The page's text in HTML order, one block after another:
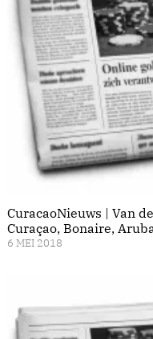
CuracaoNieuws | Van
Curaçao, Bonaire, Aruba
6 MEI 2018